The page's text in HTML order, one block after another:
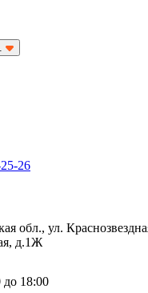
26
обл., ул.
д.1Ж
18:00